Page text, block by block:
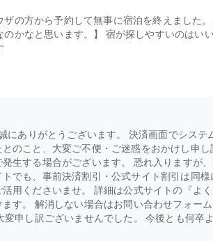
の方から予約して無事に宿泊を終えました
かなと思います。】 宿が探しやすいのはい
にありがとうございます。 決済画面でシステ
のこと、大変ご不便・ご迷惑をおかけし申し
生する場合がございます。 恐れ入りますが
でも、事前決済割引・公式サイト割引は同様
用くださいませ。 詳細は公式サイトの『よ
す。 解消しない場合はお問い合わせフォー
申し訳ございませんでした。 今後とも何卒